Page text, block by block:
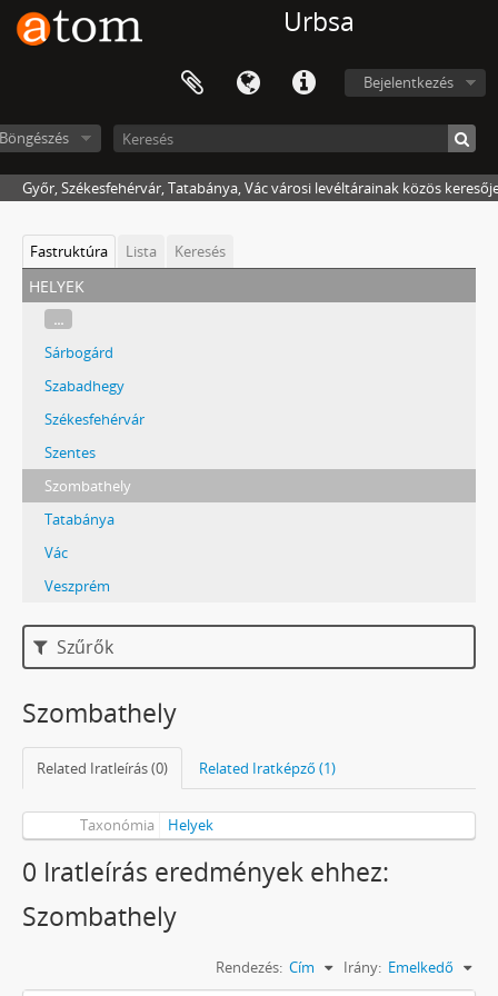
Urbsa
Bejelentkezés
Győr, Székesfehérvár, Tatabánya, Vác városi levéltárainak közös
Fastruktúra Lista Keresés
helyek
...
Sárbogárd
Szabadhegy
Székesfehérvár
Szentes
Szombathely
Tatabánya
Vác
Veszprém
Szűrők
Szombathely
Related Iratleírás (0) Related Iratképző (1)
Taxonómia Helyek
0 Iratleírás eredmények ehhez:
Szombathely
Rendezés: Cím Irány: Emelkedő